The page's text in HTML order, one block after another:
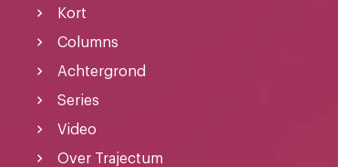
Kort
Columns
Achtergrond
Series
Video
Over Trajectum